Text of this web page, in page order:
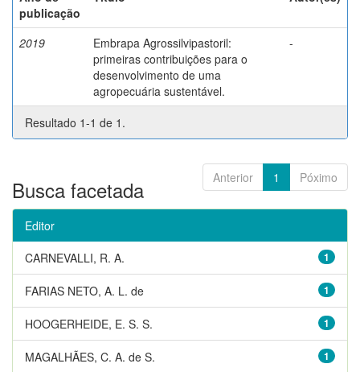
publicação
2019
Embrapa Agrossilvipastoril:
primeiras contribuições para o
desenvolvimento de uma
agropecuária sustentável.
-
Resultado 1-1 de 1.
Anterior 1 Póximo
Busca facetada
Editor
1
CARNEVALLI, R. A.
1
FARIAS NETO, A. L. de
1
HOOGERHEIDE, E. S. S.
1
MAGALHÃES, C. A. de S.